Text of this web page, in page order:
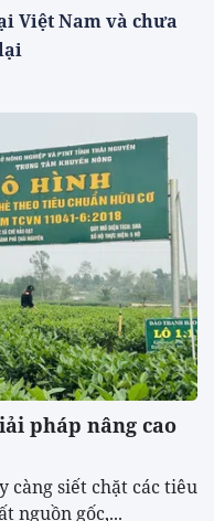
Việt Nam và chưa
pháp nâng cao
càng siết chặt các tiêu
nguồn gốc,...